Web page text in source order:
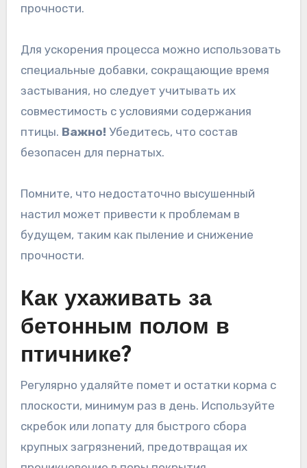
прочности.
Для ускорения процесса можно использовать
специальные добавки, сокращающие время
застывания, но следует учитывать их
совместимость с условиями содержания
птицы. Важно! Убедитесь, что состав
безопасен для пернатых.
Помните, что недостаточно высушенный
настил может привести к проблемам в
будущем, таким как пыление и снижение
прочности.
Как ухаживать за
бетонным полом в
птичнике?
Регулярно удаляйте помет и остатки корма с
плоскости, минимум раз в день. Используйте
скребок или лопату для быстрого сбора
крупных загрязнений, предотвращая их